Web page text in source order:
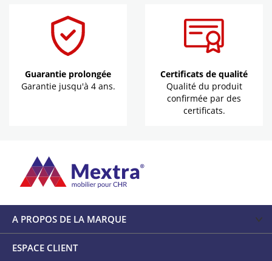
Guarantie prolongée
Garantie jusqu'à 4 ans.
Certificats de qualité
Qualité du produit
confirmée par des
certificats.
A PROPOS DE LA MARQUE
ESPACE CLIENT